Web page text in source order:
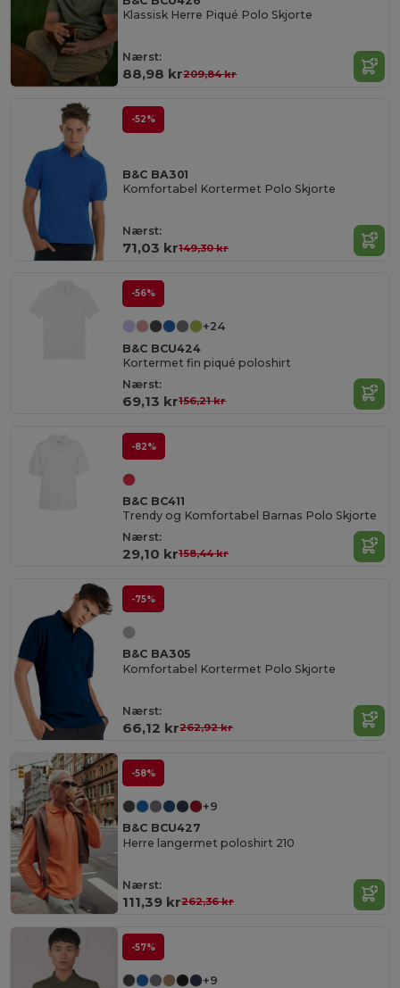
Klassisk Herre Piqué Polo Skjorte
Nærst:
88,98 kr209,84 kr
-52%
B&C BA301
Komfortabel Kortermet Polo Skjorte
Nærst:
71,03 kr149,30 kr
-56%
+24
B&C BCU424
Kortermet fin piqué poloshirt
Nærst:
69,13 kr156,21 kr
-82%
B&C BC411
Trendy og Komfortabel Barnas Polo Skjorte
Nærst:
29,10 kr158,44 kr
-75%
B&C BA305
Komfortabel Kortermet Polo Skjorte
Nærst:
66,12 kr262,92 kr
-58%
+9
B&C BCU427
Herre langermet poloshirt 210
Nærst:
111,39 kr262,36 kr
-57%
+9